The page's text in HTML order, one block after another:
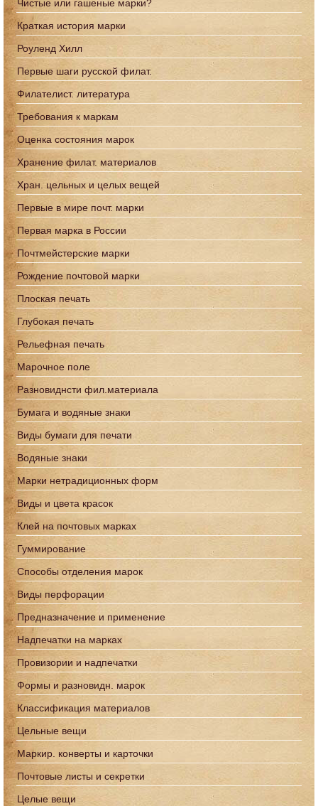
Чистые или гашеные марки?
Краткая история марки
Роуленд Хилл
Первые шаги русской филат.
Филателист. литература
Требования к маркам
Оценка состояния марок
Хранение филат. материалов
Хран. цельных и целых вещей
Первые в мире почт. марки
Первая марка в России
Почтмейстерские марки
Рождение почтовой марки
Плоская печать
Глубокая печать
Рельефная печать
Марочное поле
Разновиднсти фил.материала
Бумага и водяные знаки
Виды бумаги для печати
Водяные знаки
Марки нетрадиционных форм
Виды и цвета красок
Клей на почтовых марках
Гуммирование
Способы отделения марок
Виды перфорации
Предназначение и применение
Надпечатки на марках
Провизории и надпечатки
Формы и разновидн. марок
Классификация материалов
Цельные вещи
Маркир. конверты и карточки
Почтовые листы и секретки
Целые вещи